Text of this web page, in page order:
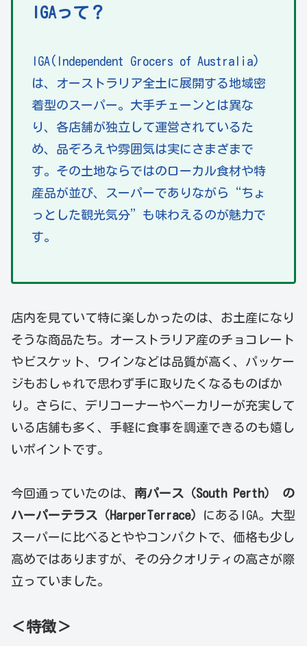
IGAって？
IGA(Independent Grocers of Australia)
は、オーストラリア全土に展開する地域密
着型のスーパー。大手チェーンとは異な
り、各店舗が独立して運営されているた
め、品ぞろえや雰囲気は実にさまざまで
す。その土地ならではのローカル食材や特
産品が並び、スーパーでありながら“ちょ
っとした観光気分”も味わえるのが魅力で
す。
店内を見ていて特に楽しかったのは、お土産になり
そうな商品たち。オーストラリア産のチョコレート
やビスケット、ワインなどは品質が高く、パッケー
ジもおしゃれで思わず手に取りたくなるものばか
り。さらに、デリコーナーやベーカリーが充実して
いる店舗も多く、手軽に食事を調達できるのも嬉し
いポイントです。
今回通っていたのは、 南パース（South Perth） の
ハーパーテラス（HarperTerrace）
にあるIGA。大型
スーパーに比べるとややコンパクトで、価格も少し
高めではありますが、その分クオリティの高さが際
立っていました。
＜特徴＞